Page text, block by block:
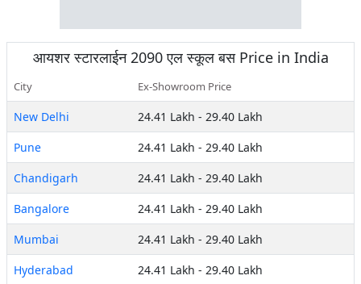
आयशर स्टारलाईन 2090 एल स्कूल बसPrice in India
City Ex-Showroom Price
New Delhi 24.41 Lakh - 29.40 Lakh
Pune
24.41 Lakh - 29.40 Lakh
Chandigarh
24.41 Lakh - 29.40 Lakh
Bangalore
24.41 Lakh - 29.40 Lakh
Mumbai
24.41 Lakh - 29.40 Lakh
Hyderabad
24.41 Lakh - 29.40 Lakh